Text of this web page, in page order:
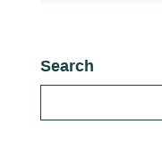
Search